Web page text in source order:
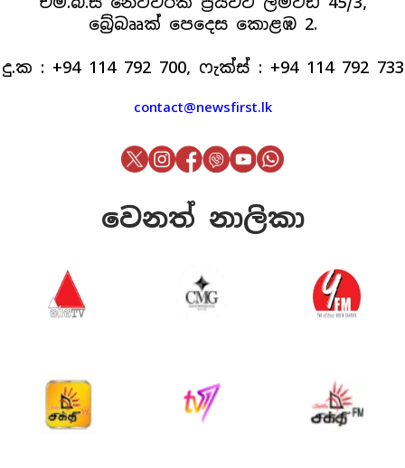
බ්‍රේබෲක් පෙදෙස කොළඹ 2.
දු.ක : +94 114 792 700, ෆැක්ස් : +94 114 792 733
contact@newsfirst.lk
වෙනත් නාලිකා